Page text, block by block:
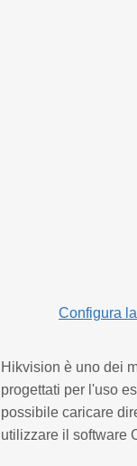
Configura
Hikvision è uno dei
progettati per l'uso
possibile caricare
utilizzare il software